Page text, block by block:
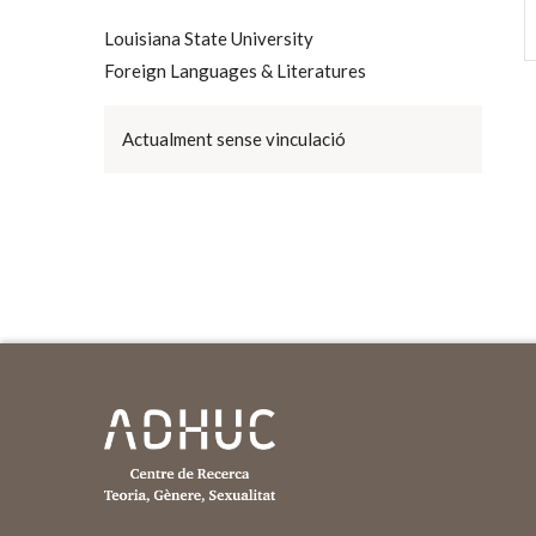
Louisiana State University
Foreign Languages & Literatures
Actualment sense vinculació